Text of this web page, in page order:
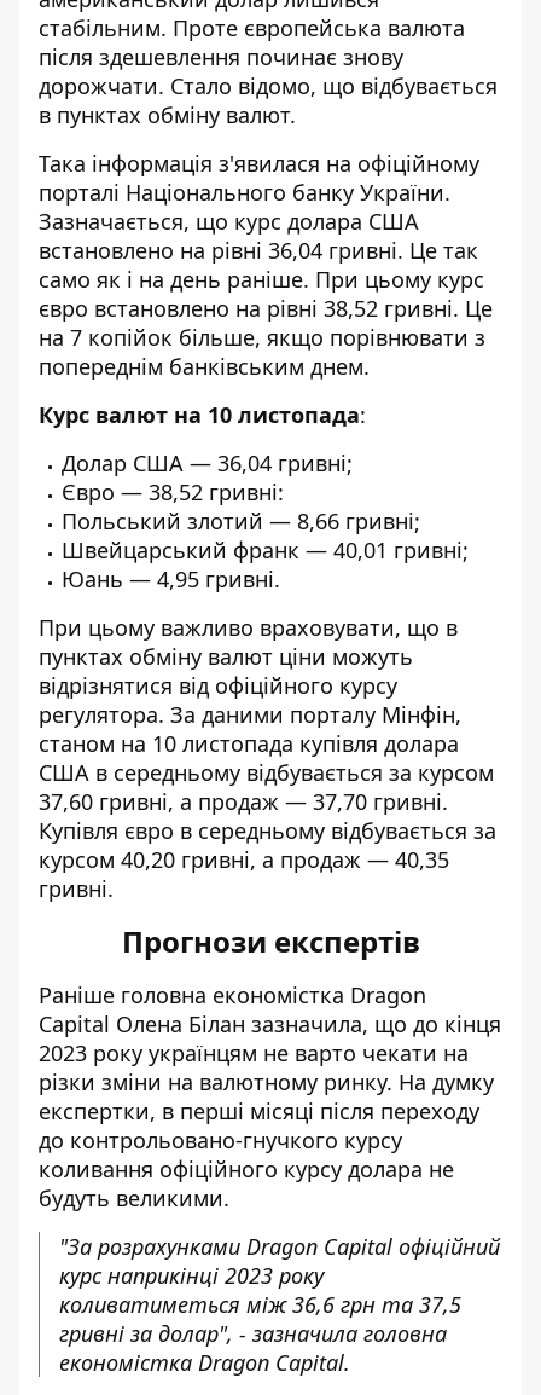
стабільним. Проте європейська валюта
після здешевлення починає знову
дорожчати. Стало відомо, що відбувається
в пунктах обміну валют.
Така інформація з'явилася на офіційному
порталі Національного банку України.
Зазначається, що курс долара США
встановлено на рівні 36,04 гривні. Це так
само як і на день раніше. При цьому курс
євро встановлено на рівні 38,52 гривні. Це
на 7 копійок більше, якщо порівнювати з
попереднім банківським днем.
Курс валют на 10 листопада:
Долар США — 36,04 гривні;
Євро — 38,52 гривні:
Польський злотий — 8,66 гривні;
Швейцарський франк — 40,01 гривні;
Юань — 4,95 гривні.
При цьому важливо враховувати, що в
пунктах обміну валют ціни можуть
відрізнятися від офіційного курсу
регулятора. За даними порталу Мінфін,
станом на 10 листопада купівля долара
США в середньому відбувається за курсом
37,60 гривні, а продаж — 37,70 гривні.
Купівля євро в середньому відбувається за
курсом 40,20 гривні, а продаж — 40,35
гривні.
Прогнози експертів
Раніше головна економістка Dragon
Capital Олена Білан зазначила, що до кінця
2023 року українцям не варто чекати на
різки зміни на валютному ринку. На думку
експертки, в перші місяці після переходу
до контрольовано-гнучкого курсу
коливання офіційного курсу долара не
будуть великими.
"За розрахунками Dragon Capital офіційний
курс наприкінці 2023 року
коливатиметься між 36,6 грн та 37,5
гривні за долар", - зазначила головна
економістка Dragon Capital.